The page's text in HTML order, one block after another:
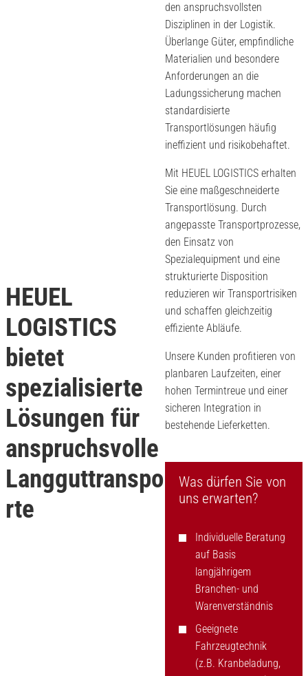
HEUEL
LOGISTICS
bietet
spezialisierte
Lösungen für
anspruchsvolle
Langguttranspo
rte
den anspruchsvollsten
Disziplinen in der Logistik.
Überlange Güter, empfindliche
Materialien und besondere
Anforderungen an die
Ladungssicherung machen
standardisierte
Transportlösungen häufig
ineffizient und risikobehaftet.
Mit HEUEL LOGISTICS erhalten
Sie eine maßgeschneiderte
Transportlösung. Durch
angepasste Transportprozesse,
den Einsatz von
Spezialequipment und eine
strukturierte Disposition
reduzieren wir Transportrisiken
und schaffen gleichzeitig
effiziente Abläufe.
Unsere Kunden profitieren von
planbaren Laufzeiten, einer
hohen Termintreue und einer
sicheren Integration in
bestehende Lieferketten.
Was dürfen Sie von
uns erwarten?
Individuelle Beratung
auf Basis
langjährigem
Branchen- und
Warenverständnis
Geeignete
Fahrzeugtechnik
(z.B. Kranbeladung,